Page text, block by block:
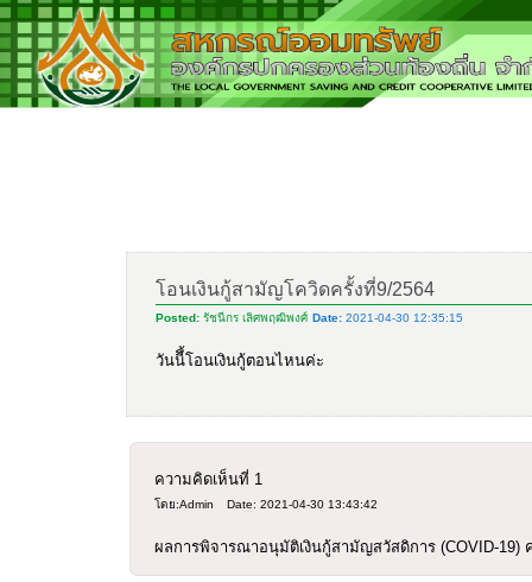
โอนเงินกู้สามัญโควิดครั้งที่9/2564
Posted: รัชนีกร เลิศพฤฒิพงศ์ Date: 2021-04-30 12:35:15
วันนีึ้โอนเงินกู้ตอนไหนค่ะ
ความคิดเห็นที่ 1
โดย:Admin Date: 2021-04-30 13:43:42
ผลการพิจารณาอนุมัติเงินกู้สามัญสวัสดิการ (COVID-19)